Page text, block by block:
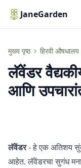
JaneGarden
मुख्य पृष्ठ हिरवी औषधालय
लॅवेंडर वैद्यकीय उपयोगांमधील स्थान आणि उपचारांतील फायदे
लॅवेंडर
आणि
लॅवेंडर- हे एक अतिशय
आहेत. लॅवेंडरचा सुगंध